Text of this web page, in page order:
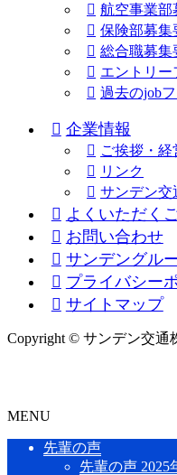
航空事業部
保険部募集
総合職募集
エントリー
過去のjob
企業情報
ご挨拶・経
リンク
サンデン交
よくいただく
お問い合わせ
サンデングル
プライバシー
サイトマップ
Copyright © サンデン交通
MENU
先輩の声
先輩の声 2025